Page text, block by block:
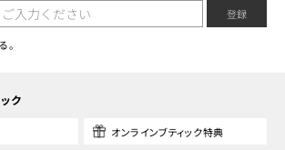
登録
。
ク
オンラインブティック特典